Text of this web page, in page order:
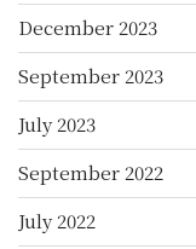
December 2023
September 2023
July 2023
September 2022
July 2022